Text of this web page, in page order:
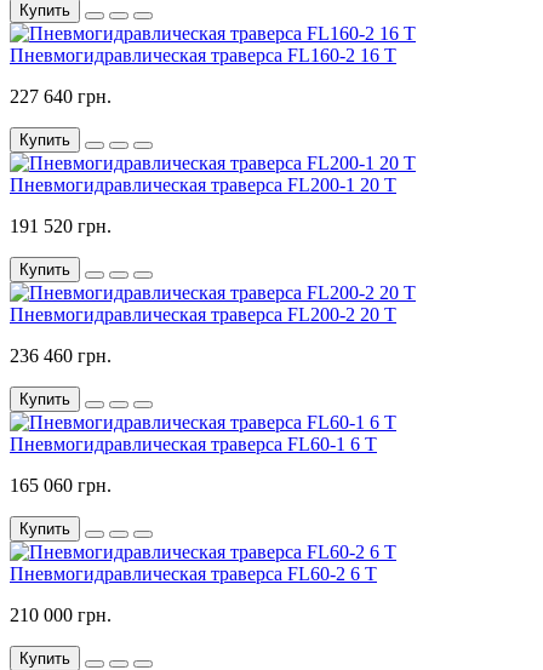
Купить
Пневмогидравлическая траверса FL160-2 16 T
227 640 грн.
Купить
Пневмогидравлическая траверса FL200-1 20 T
191 520 грн.
Купить
Пневмогидравлическая траверса FL200-2 20 T
236 460 грн.
Купить
Пневмогидравлическая траверса FL60-1 6 T
165 060 грн.
Купить
Пневмогидравлическая траверса FL60-2 6 T
210 000 грн.
Купить